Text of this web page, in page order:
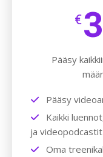
€
Pääsy
Pääsy
Kaikki
ja videopodcastit
Oma